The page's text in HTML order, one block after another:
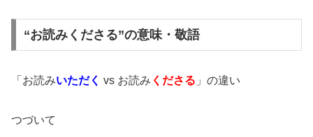
“お読みくださる”の意味・敬語
「お読みいただく vs お読み くださる 」の違い
つづいて